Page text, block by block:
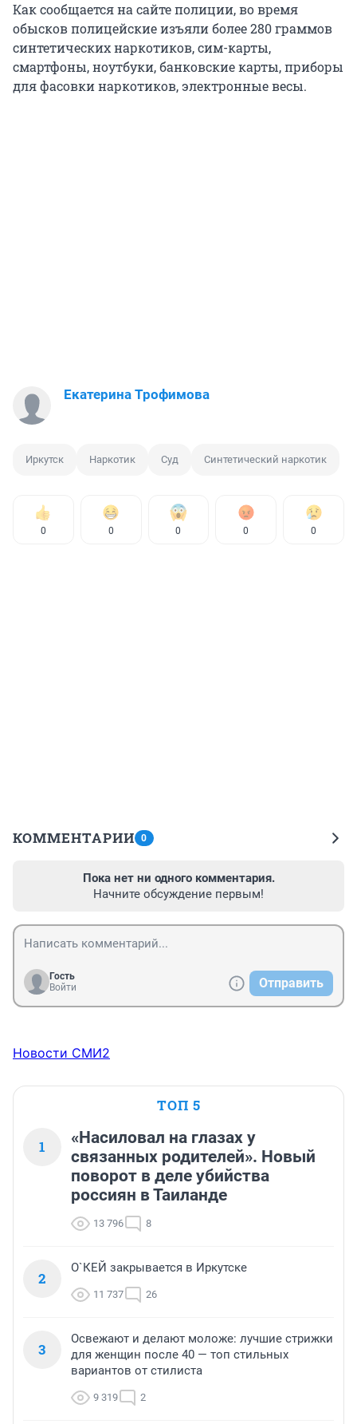
Как сообщается на сайте полиции, во время
обысков полицейские изъяли более 280 граммов
синтетических наркотиков, сим-карты,
смартфоны, ноутбуки, банковские карты, приборы
для фасовки наркотиков, электронные весы.
Екатерина Трофимова
Иркутск Наркотик Суд Синтетический наркотик
0 0 0 0 0
КОММЕНТАРИИ 0
Пока нет ни одного комментария.
Начните обсуждение первым!
Гость
Войти
Отправить
Новости СМИ2
ТОП 5
1
«Насиловал на глазах у
связанных родителей». Новый
поворот в деле убийства
россиян в Таиланде
13 796 8
2
О`КЕЙ закрывается в Иркутске
11 737 26
3
Освежают и делают моложе: лучшие стрижки
для женщин после 40 — топ стильных
вариантов от стилиста
9 319 2